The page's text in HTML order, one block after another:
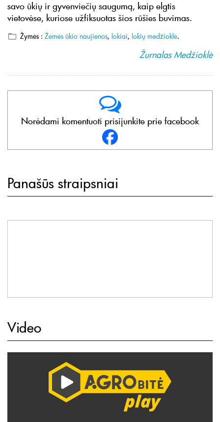
savo ūkių ir gyvenviečių saugumą, kaip elgtis
vietovėse, kuriose užfiksuotas šios rūšies buvimas.
Žymės : Žemės ūkio naujienos, lokiai, lokių medžioklė.
Žurnalas Medžioklė
Norėdami komentuoti prisijunkite prie facebook
Panašūs straipsniai
Video